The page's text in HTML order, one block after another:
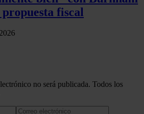
fiscal
no será publicada. Todos los